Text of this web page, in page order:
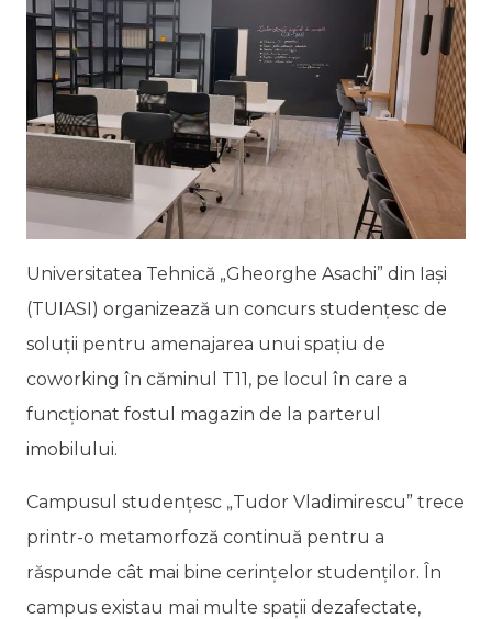
Universitatea Tehnică „Gheorghe Asachi” din Iaşi
(TUIASI) organizează un concurs studențesc de
soluții pentru amenajarea unui spațiu de
coworking în căminul T11, pe locul în care a
funcționat fostul magazin de la parterul
imobilului.
Campusul studențesc „Tudor Vladimirescu” trece
printr-o metamorfoză continuă pentru a
răspunde cât mai bine cerințelor studenților. În
campus existau mai multe spații dezafectate,